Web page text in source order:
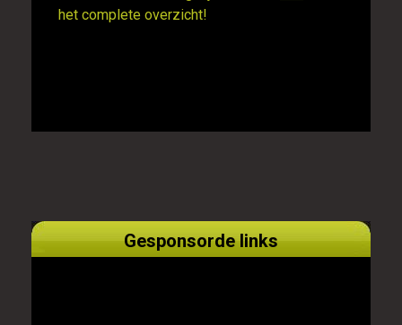
het complete overzicht!
Gesponsorde links